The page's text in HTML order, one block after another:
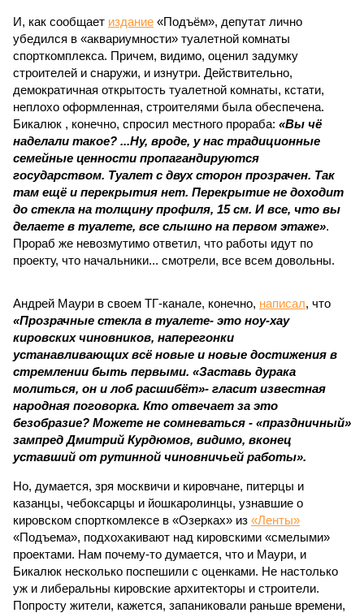
И, как сообщает издание «Подъём», депутат лично
убедился в «аквариумности» туалетной комнаты
спорткомплекса. Причем, видимо, оценил задумку
строителей и снаружи, и изнутри. Действительно,
демократичная открытость туалетной комнаты, кстати,
неплохо оформленная, строителями была обеспечена.
Бикалюк , конечно, спросил местного прораба: «Вы чё
наделали такое? ...Ну, вроде, у нас традиционные
семейные ценности пропагандируются
государством. Туалет с двух сторон прозрачен. Так
там ещё и перекрытия нет. Перекрытие не доходит
до стекла на толщину профиля, 15 см. И все, что вы
делаете в туалете, все слышно на первом этаже».
Прораб же невозмутимо ответил, что работы идут по
проекту, что начальники... смотрели, все всем довольны.
Андрей Маури в своем ТГ-канале, конечно, написал, что
«Прозрачные стекла в туалете- это ноу-хау
кировских чиновников, наперегонки
устанавливающих всё новые и новые достижения в
стремлении быть первыми. «Заставь дурака
молиться, он и лоб расшибёт»- гласит известная
народная поговорка. Кто отвечает за это
безобразие? Можете не сомневаться - «праздничный»
зампред Дмитрий Курдюмов, видимо, вконец
уставший от рутинной чиновничьей работы».
Но, думается, зря москвичи и кировчане, питерцы и
казанцы, чебоксарцы и йошкаролинцы, узнавшие о
кировском спорткомлексе в «Озерках» из «Ленты»
«Подъема», подхохакивают над кировскими «смелыми»
проектами. Нам почему-то думается, что и Маури, и
Бикалюк несколько поспешили с оценками. Не настолько
уж и либеральны кировские архитекторы и строители.
Попросту жители, кажется, запаниковали раньше времени,